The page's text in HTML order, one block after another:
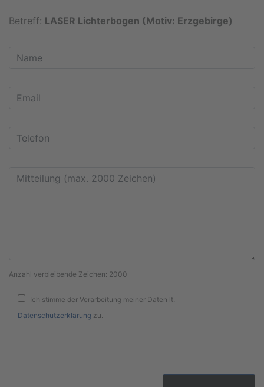
Betreff: LASER Lichterbogen (Motiv: Erzgebirge)
Anzahl verbleibende Zeichen: 2000
Ich stimme der Verarbeitung meiner Daten lt.
Datenschutzerklärung zu.